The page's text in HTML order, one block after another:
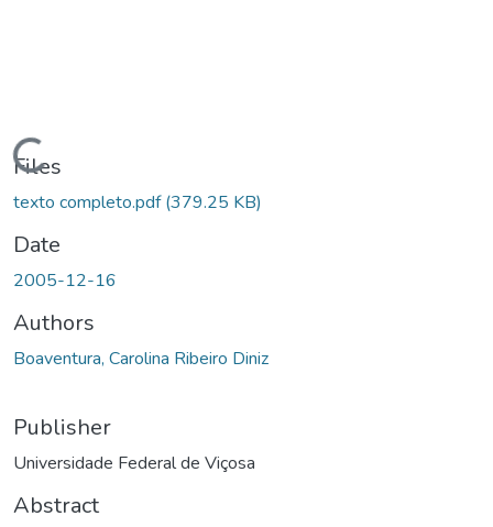
Files
texto completo.pdf(379.25 KB)
Date
2005-12-16
Authors
Boaventura, Carolina Ribeiro Diniz
Publisher
Universidade Federal de Viçosa
Abstract